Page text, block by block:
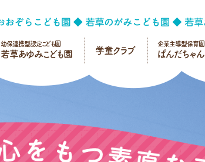
幼保連携型認定こども園
若草あゆみこども園 学童クラブ
企業主導型保育園
ぱんだちゃん